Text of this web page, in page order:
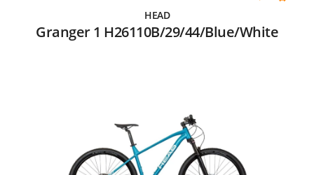
HEAD
Granger 1 H26110B/29/44/Blue/White